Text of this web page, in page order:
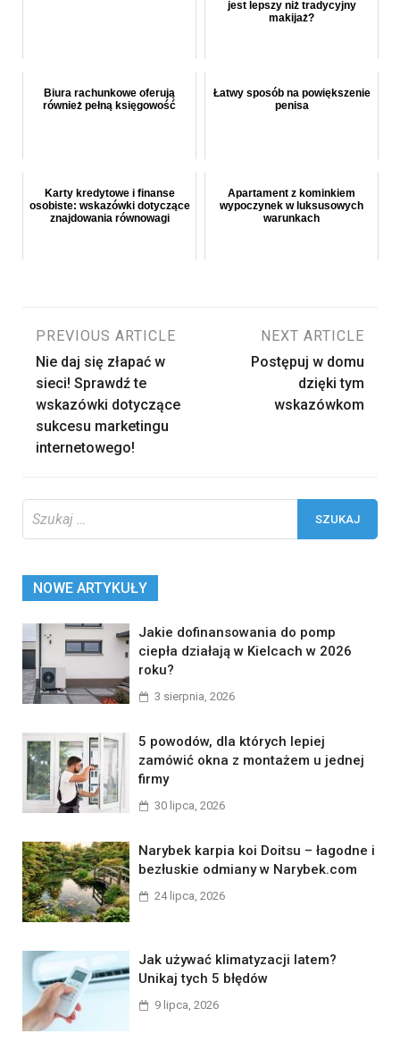
jest lepszy niż tradycyjny
makijaż?
Biura rachunkowe oferują
również pełną księgowość
Łatwy sposób na powiększenie
penisa
Karty kredytowe i finanse
osobiste: wskazówki dotyczące
znajdowania równowagi
Apartament z kominkiem
wypoczynek w luksusowych
warunkach
Nawigacja
wpisu
PREVIOUS ARTICLE
Nie daj się złapać w
sieci! Sprawdź te
wskazówki dotyczące
sukcesu marketingu
internetowego!
NEXT ARTICLE
Postępuj w domu
dzięki tym
wskazówkom
NOWE ARTYKUŁY
Jakie dofinansowania do pomp
ciepła działają w Kielcach w 2026
roku?
3 sierpnia, 2026
5 powodów, dla których lepiej
zamówić okna z montażem u jednej
firmy
30 lipca, 2026
Narybek karpia koi Doitsu – łagodne i
bezłuskie odmiany w Narybek.com
24 lipca, 2026
Jak używać klimatyzacji latem?
Unikaj tych 5 błędów
9 lipca, 2026